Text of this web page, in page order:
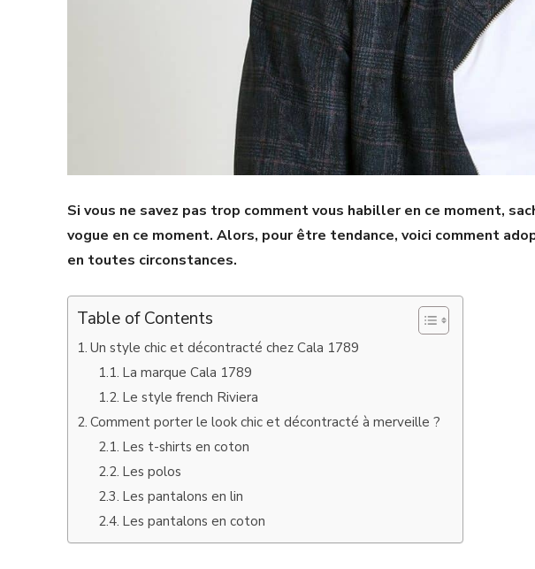
Si vous ne savez pas trop comment vous habiller en ce moment,
vogue en ce moment. Alors, pour être tendance, voici comment
en toutes circonstances.
Table of Contents
Un style chic et décontracté chez Cala 1789
La marque Cala 1789
Le style french Riviera
Comment porter le look chic et décontracté à merveille ?
Les t-shirts en coton
Les polos
Les pantalons en lin
Les pantalons en coton